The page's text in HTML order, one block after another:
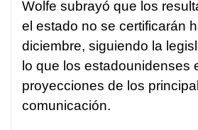
Wolfe subrayó que los
el estado no se certificarán
diciembre, siguiendo la
lo que los estadounidenses
proyecciones de los
comunicación.